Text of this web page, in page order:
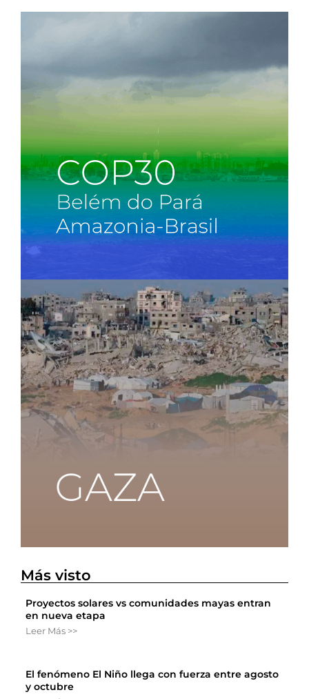
Más visto
Proyectos solares vs comunidades mayas entran
en nueva etapa
Leer Más >>
El fenómeno El Niño llega con fuerza entre agosto
y octubre